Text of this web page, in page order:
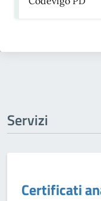
Servizi
Certificati